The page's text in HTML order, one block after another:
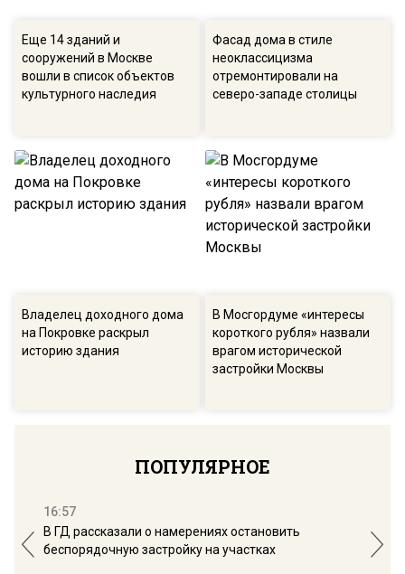
Еще 14 зданий и
сооружений в Москве
вошли в список объектов
культурного наследия
Фасад дома в стиле
неоклассицизма
отремонтировали на
северо-западе столицы
Владелец доходного дома
на Покровке раскрыл
историю здания
В Мосгордуме «интересы
короткого рубля» назвали
врагом исторической
застройки Москвы
ПОПУЛЯРНОЕ
16:57
В ГД рассказали о намерениях остановить
беспорядочную застройку на участках